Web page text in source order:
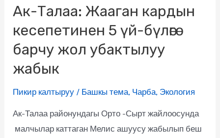
Ак-Талаа: Жааган кардын
кесепетинен 5 үй-бүлөгө
барчу жол убактылуу
жабык
Пикир калтыруу / Башкы тема, Чарба, Экология
Ак-Талаа районундагы Орто -Сырт жайлоосунда
малчылар каттаган Мелис ашуусу жабылып беш